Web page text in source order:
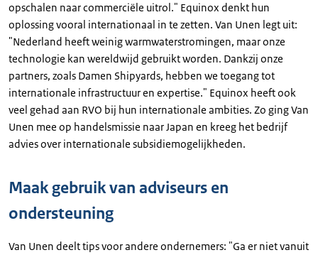
opschalen naar commerciële uitrol." Equinox denkt hun
oplossing vooral internationaal in te zetten. Van Unen legt uit:
"Nederland heeft weinig warmwaterstromingen, maar onze
technologie kan wereldwijd gebruikt worden. Dankzij onze
partners, zoals Damen Shipyards, hebben we toegang tot
internationale infrastructuur en expertise." Equinox heeft ook
veel gehad aan RVO bij hun internationale ambities. Zo ging Van
Unen mee op handelsmissie naar Japan en kreeg het bedrijf
advies over internationale subsidiemogelijkheden.
Maak gebruik van adviseurs en
ondersteuning
Van Unen deelt tips voor andere ondernemers: "Ga er niet vanuit